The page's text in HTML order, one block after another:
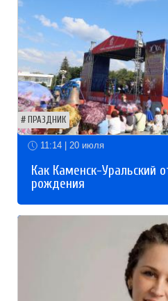
ПРАЗДНИК
11:14 | 20 июля
Как Каменск-Уральский
рождения